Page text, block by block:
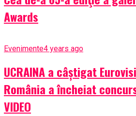
Awards
Evenimente4 years ago
UCRAINA a câștigat
România a încheiat
VIDEO